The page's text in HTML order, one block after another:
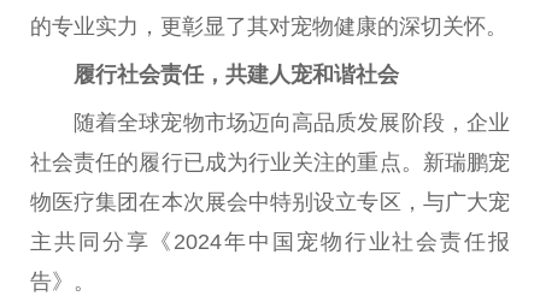
的专业实力，更彰显了其对宠物健康的深切关怀。
履行社会责任，共建人宠和谐社会
随着全球宠物市场迈向高品质发展阶段，企业
社会责任的履行已成为行业关注的重点。新瑞鹏宠
物医疗集团在本次展会中特别设立专区，与广大宠
主共同分享《2024年中国 宠物行业社会责任报
告》。